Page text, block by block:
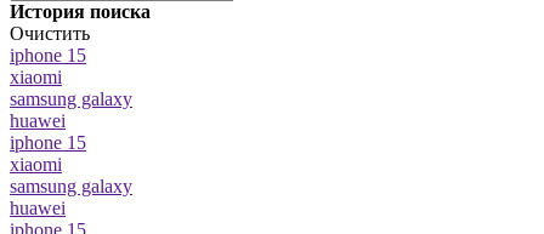
История поиска
Очистить
iphone 15
xiaomi
samsung galaxy
huawei
iphone 15
xiaomi
samsung galaxy
huawei
iphone 15